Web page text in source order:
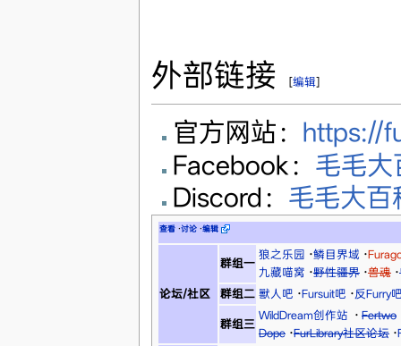
外部链接 [编辑]
官方网站： https://
Facebook： 毛毛大
Discord： 毛毛大
查看·讨论·编辑
论坛/社区
群组一
狼之乐园 ·鳞目界域 ·
九藏喵窝 ·野性疆界·兽魂·
群组二 獸人吧 ·Fursuit吧 ·反Furry
群组三
WildDream创作站 · Fertwo
Dope·FurLibrary社区论坛·